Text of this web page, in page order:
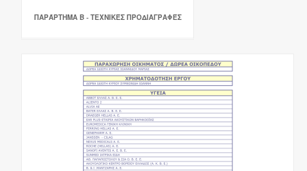
ΠΑΡΆΡΤΗΜΑ Β - ΤΕΧΝΙΚΈΣ ΠΡΟΔΙΑΓΡΑΦΈΣ